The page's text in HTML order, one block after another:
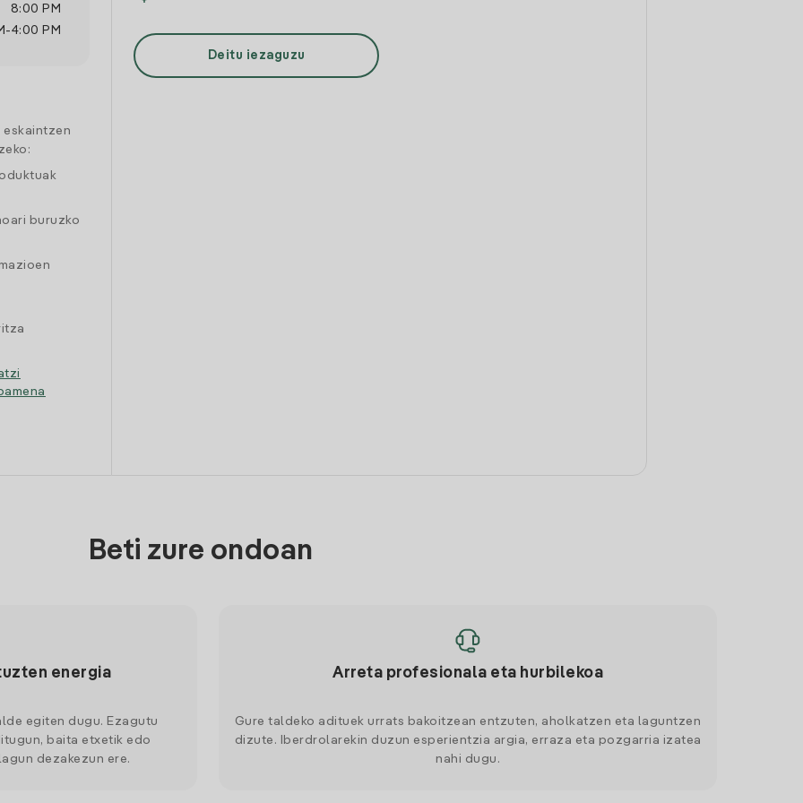
8:00 PM
-4:00 PM
buruzko
Deitu iezaguzu
Beti zure ondoan
energia
egiten dugu. Ezagutu
baita etxetik edo
dezakezun ere.
Arreta profesionala eta hurbilekoa
Gure taldeko adituek urrats bakoitzean entzuten, aholkatzen eta laguntzen
dizute. Iberdrolarekin duzun esperientzia argia, erraza eta pozgarria izatea
nahi dugu.